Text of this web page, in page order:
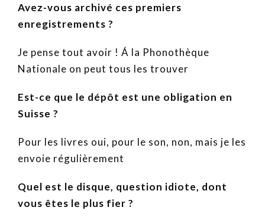
Avez-vous archivé ces premiers
enregistrements ?
Je pense tout avoir ! Á la Phonothèque
Nationale on peut tous les trouver
Est-ce que le dépôt est une obligation en
Suisse ?
Pour les livres oui, pour le son, non, mais je les
envoie régulièrement
Quel est le disque, question idiote, dont
vous êtes le plus fier ?